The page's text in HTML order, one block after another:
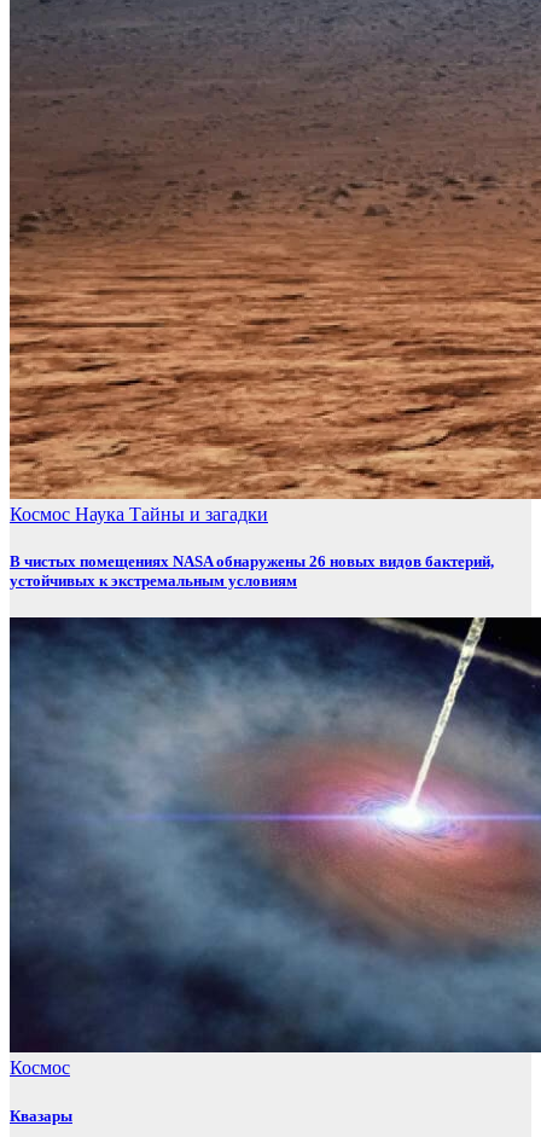
Космос Наука Тайны и загадки
В чистых помещениях NASA обнаружены 26 новых видов бактерий,
устойчивых к экстремальным условиям
Космос
Квазары